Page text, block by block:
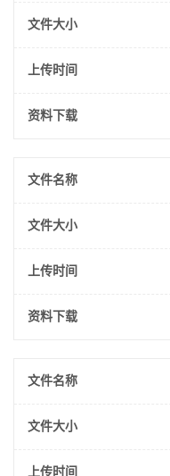
文件大小
上传时间
资料下载
文件名称
文件大小
上传时间
资料下载
文件名称
文件大小
上传时间